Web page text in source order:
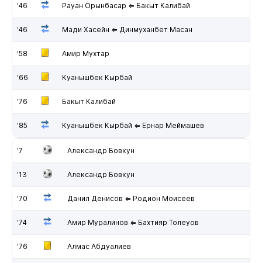
'46 Рауан Орынбасар ⇐ Бакыт Калибай
'46 Мади Хасейн ⇐ Динмуханбет Масан
'58 Амир Мухтар
'66 Куанышбек Кырбай
'76 Бакыт Калибай
'85 Куанышбек Кырбай ⇐ Ернар Меймашев
'7 Александр Бовкун
'13 Александр Бовкун
'70 Данил Денисов ⇐ Родион Моисеев
'74 Амир Муралинов ⇐ Бахтияр Толеуов
'76 Алмас Абдуалиев